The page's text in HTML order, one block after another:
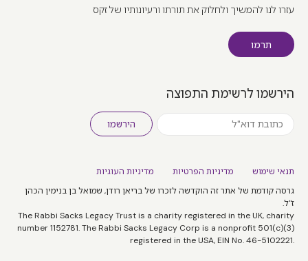
עזרו לנו להמשיך ולחלוק את תורתו ורעיונותיו של זקס
תרמו
הירשמו לרשימת התפוצה
הירשמו
תנאי שימוש מדיניות הפרטיות
מדיניות העוגיות
גרסה קודמת של אתר זה הוקדשה לזכרו של בריאן רודן, שמואל בן בנימין הכהן
ז"ל.
The Rabbi Sacks Legacy Trust is a charity registered in the UK, charity
number 1152781. The Rabbi Sacks Legacy Corp is a nonprofit 501(c)(3)
registered in the USA, EIN No. 46-5102221.